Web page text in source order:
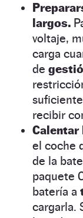
largos.
voltaje,
carga
de
recibir
Calentar
el coche
de la
paquete
batería a
cargarla.